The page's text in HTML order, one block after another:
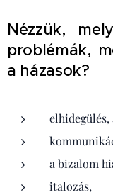
Nézzük,
problémák,
a házasok?
a bizalom
italozás,